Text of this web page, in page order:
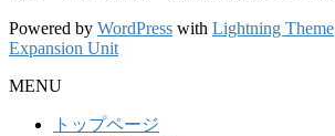
Powered by WordPress with Lightning Theme
Expansion Unit
MENU
トップページ